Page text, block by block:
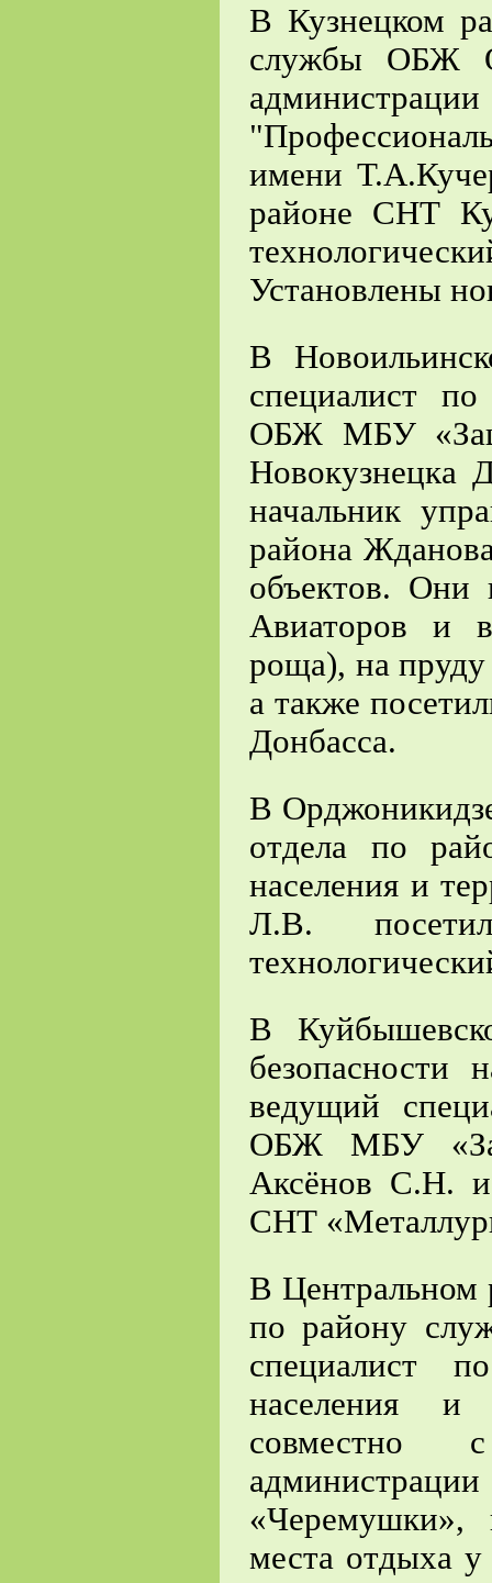
В Кузнецком
службы ОБЖ
имени
районе СНТ
Установлены
В
специалист
ОБЖ МБУ
Новокузнецка
начальник
района
объектов. Они
Авиаторов и
роща), на
а также
Донбасса.
В
отдела по
населения и
Л.В.
В
безопасности
ведущий
ОБЖ МБУ
Аксёнов С.Н.
СНТ
В Центральном
по району
специалист
населения и
совместно
места отдыха